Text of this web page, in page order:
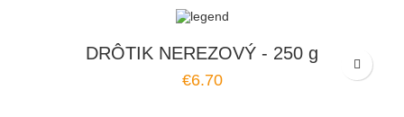
DRÔTIK NEREZOVÝ - 250 g
€6.70